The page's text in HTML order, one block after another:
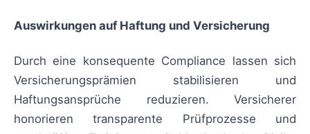
Auswirkungen auf Haftung und Versicherung
Durch eine konsequente Compliance lassen sich
Versicherungsprämien stabilisieren und
Haftungsansprüche reduzieren. Versicherer
honorieren transparente Prüfprozesse und